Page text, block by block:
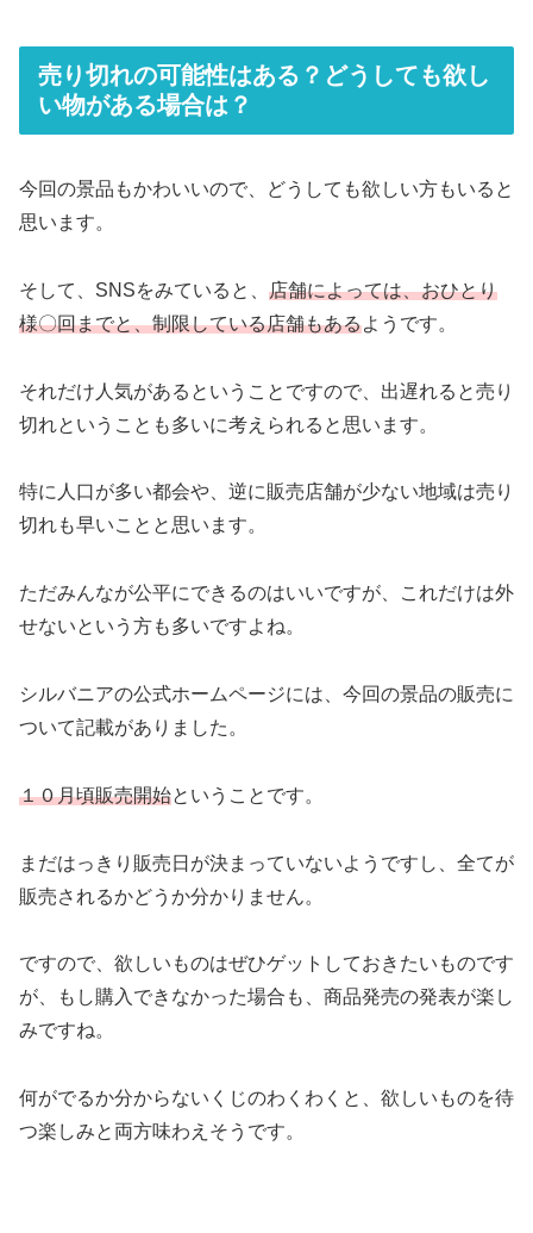
売り切れの可能性はある？どうしても欲し
い物がある場合は？
今回の景品もかわいいので、どうしても欲しい方もいると
思います。
そして、SNSをみていると、 店舗によっては、おひとり
様〇回までと、制限している店舗もあるようです。
それだけ人気があるということですので、出遅れると売り
切れということも多いに考えられると思います。
特に人口が多い都会や、逆に販売店舗が少ない地域は売り
切れも早いことと思います。
ただみんなが公平にできるのはいいですが、これだけは外
せないという方も多いですよね。
シルバニアの公式ホームページには、今回の景品の販売に
ついて記載がありました。
１０月頃販売開始ということです。
まだはっきり販売日が決まっていないようですし、全てが
販売されるかどうか分かりません。
ですので、欲しいものはぜひゲットしておきたいものです
が、もし購入できなかった場合も、商品発売の発表が楽し
みですね。
何がでるか分からないくじのわくわくと、欲しいものを待
つ楽しみと両方味わえそうです。